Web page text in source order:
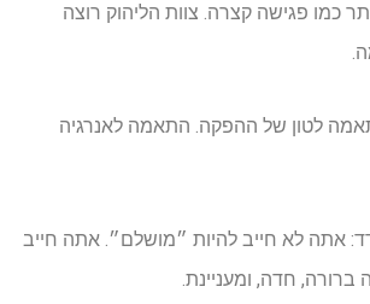
כמו פגישה קצרה. צוות הליהוק רוצה
לטון של ההפקה. התאמה לאנרגיה
אתה לא חייב להיות ״מושלם״. אתה חייב
ברורה, חדה, ומעניינת.